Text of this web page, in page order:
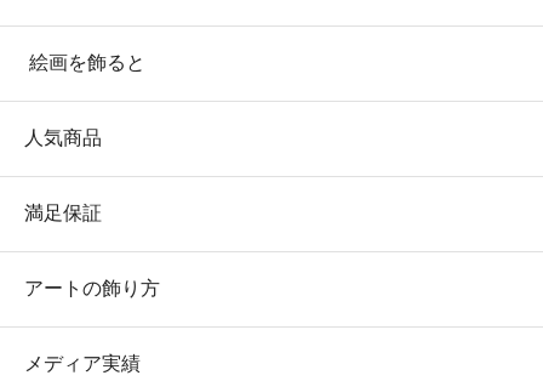
絵画を飾ると
人気商品
満足保証
アートの飾り方
メディア実績